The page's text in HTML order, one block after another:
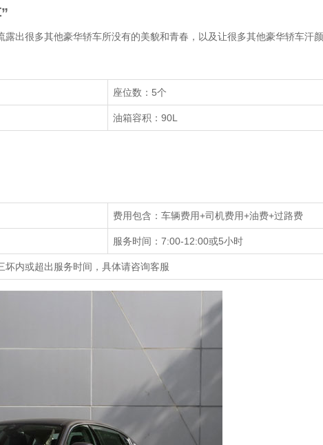
出很多其他豪华轿车所没有的美貌和青春，以及让很多其他豪华轿车汗
座位数：5个
油箱容积：90L
费用包含：车辆费用+司机费用+油费+过路费
服务时间：7:00-12:00或5小时
内或超出服务时间，具体请咨询客服